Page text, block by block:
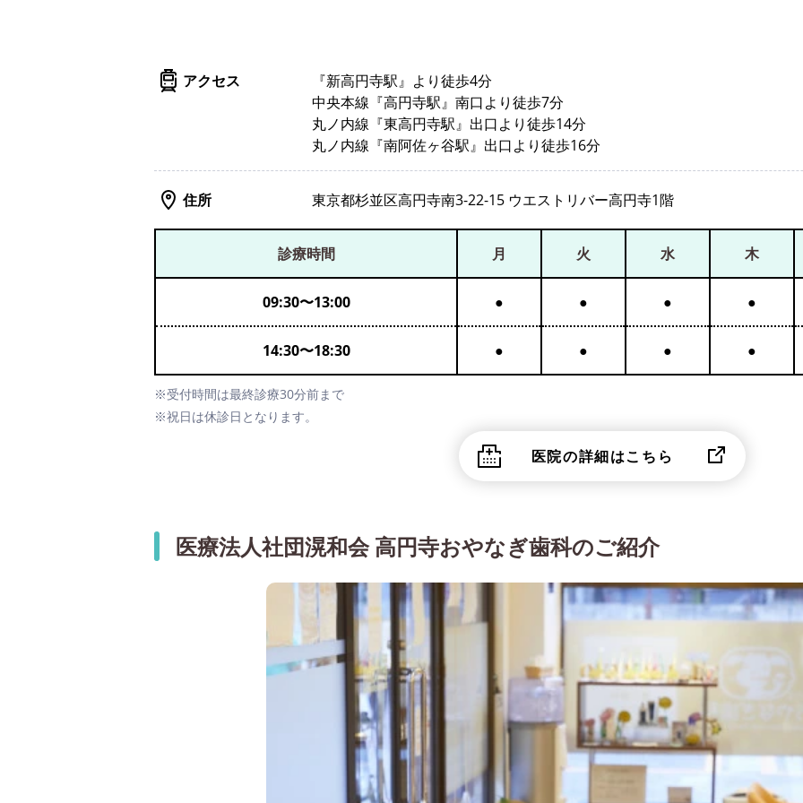
アクセス
『新高円寺駅』より徒歩4分
中央本線『高円寺駅』南口より徒歩7分
丸ノ内線『東高円寺駅』出口より徒歩14分
丸ノ内線『南阿佐ヶ谷駅』出口より徒歩16分
住所 東京都杉並区高円寺南3-22-15 ウエストリバー高円寺1階
診療時間 月 火 水 木
09:30〜13:00 ● ● ● ●
14:30〜18:30 ● ● ● ●
※受付時間は最終診療30分前まで
※祝日は休診日となります。
医院の詳細はこちら
医療法人社団滉和会 高円寺おやなぎ歯科のご紹介